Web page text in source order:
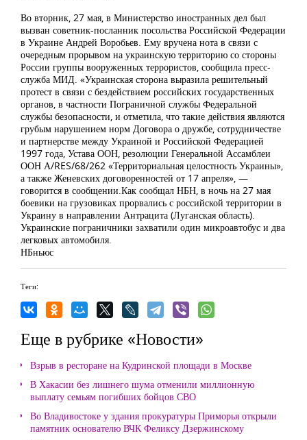
Во вторник, 27 мая, в Министерство иностранных дел был
вызван советник-посланник посольства Российской Федерации
в Украине Андрей Воробьев. Ему вручена нота в связи с
очередным прорывом на украинскую территорию со стороны
России группы вооруженных террористов, сообщила пресс-
служба МИД. «Украинская сторона выразила решительный
протест в связи с бездействием российских государственных
органов, в частности Пограничной службы Федеральной
службы безопасности, и отметила, что такие действия являются
грубым нарушением норм Договора о дружбе, сотрудничестве
и партнерстве между Украиной и Российской Федерацией
1997 года, Устава ООН, резолюции Генеральной Ассамблеи
ООН А/RES/68/262 «Территориальная целостность Украины»,
а также Женевских договоренностей от 17 апреля», —
говорится в сообщении.Как сообщал НБН, в ночь на 27 мая
боевики на грузовиках прорвались с российской территории в
Украину в направлении Антрацита (Луганская область).
Украинские пограничники захватили один микроавтобус и два
легковых автомобиля.
НБньюс
Теги:
Еще в рубрике «Новости»
Взрыв в ресторане на Кудринской площади в Москве
В Хакасии без лишнего шума отменили миллионную
выплату семьям погибших бойцов СВО
Во Владивостоке у здания прокуратуры Приморья открыли
памятник основателю ВЧК Феликсу Дзержинскому